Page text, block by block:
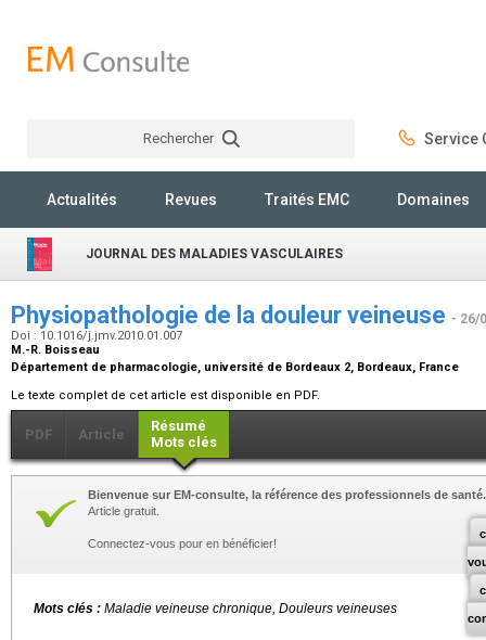
Rechercher Service
Actualités Revues Traités EMC Domaines
JOURNAL DES MALADIES VASCULAIRES
Physiopathologie de la douleur veineuse - 26/
Doi : 10.1016/j.jmv.2010.01.007
M.-R. Boisseau
Département de pharmacologie, université de Bordeaux 2, Bordeaux, France
Le texte complet de cet article est disponible en PDF.
PDF Article
Résumé
Mots clés
Bienvenue sur EM-consulte, la référence des professionnels de santé.
Article gratuit.
Connectez-vous pour en bénéficier!
Mots clés : Maladie veineuse chronique, Douleurs veineuses